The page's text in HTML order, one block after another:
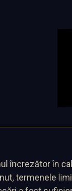
încrezător în
termenele